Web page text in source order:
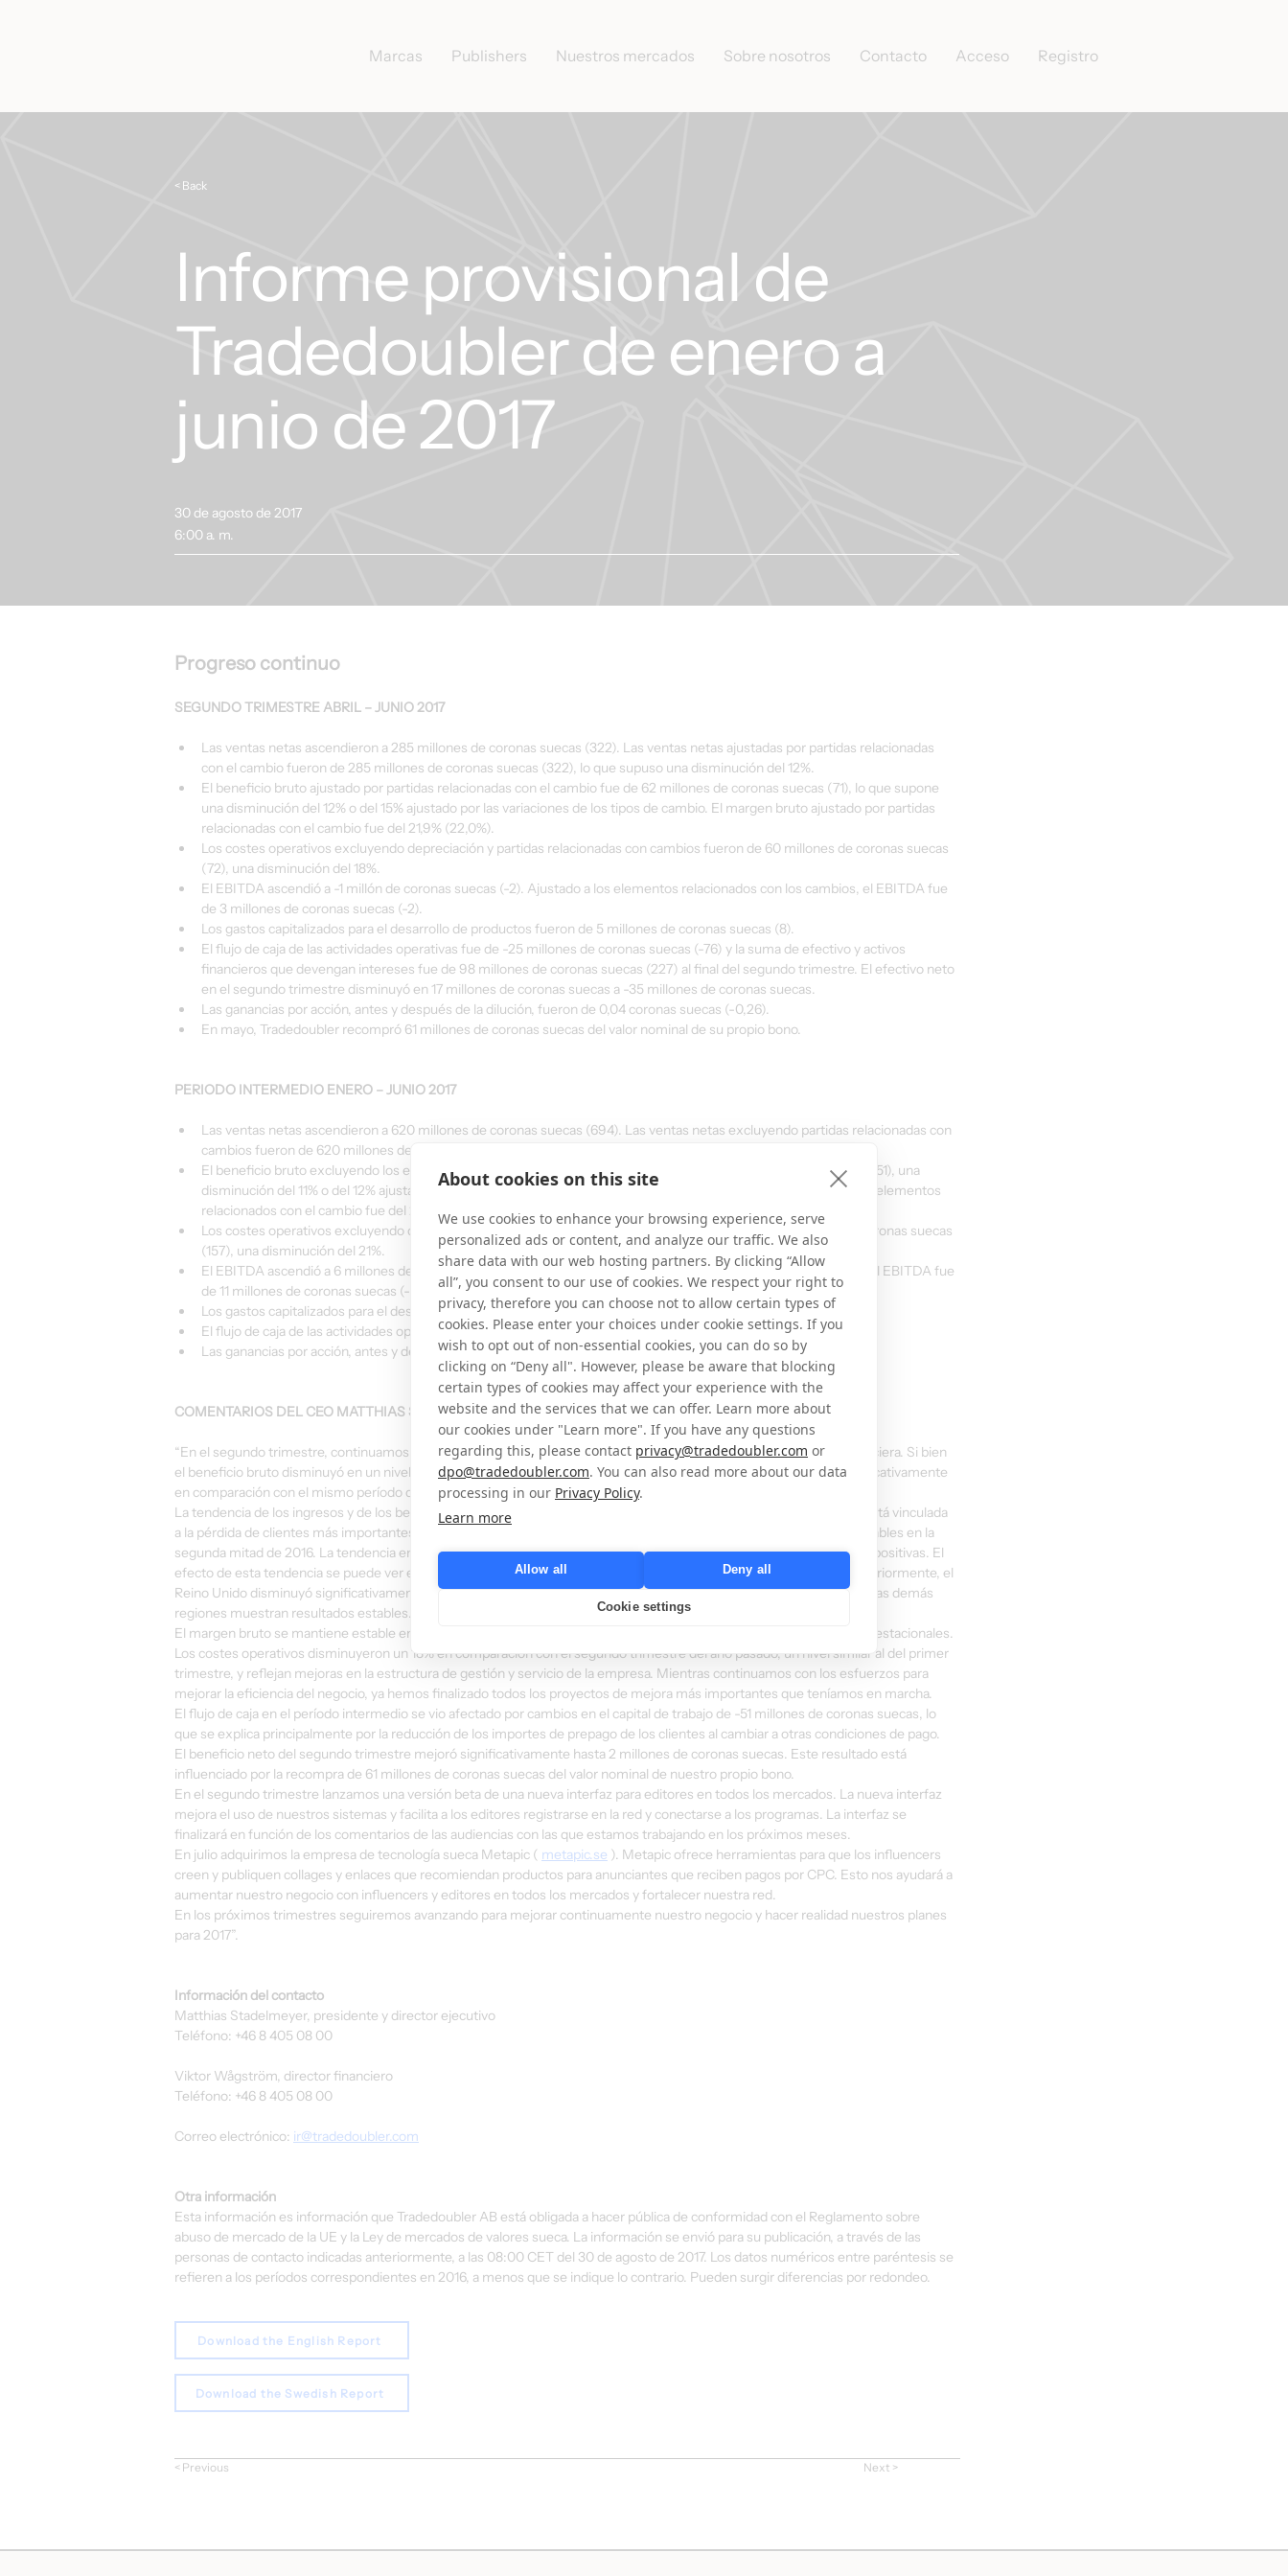
Marcas Publishers Nuestros mercados Sobre nosotros Contacto Acceso Registro
< Back
Informe provisional de
Tradedoubler de enero a
junio de 2017
30 de agosto de 2017
6:00 a. m.
Progreso continuo
SEGUNDO TRIMESTRE ABRIL – JUNIO 2017
Las ventas netas ascendieron a 285 millones de coronas suecas (322). Las ventas netas ajustadas por partidas relacionadas
con el cambio fueron de 285 millones de coronas suecas (322), lo que supuso una disminución del 12%.
El beneficio bruto ajustado por partidas relacionadas con el cambio fue de 62 millones de coronas suecas (71), lo que supone
una disminución del 12% o del 15% ajustado por las variaciones de los tipos de cambio. El margen bruto ajustado por partidas
relacionadas con el cambio fue del 21,9% (22,0%).
Los costes operativos excluyendo depreciación y partidas relacionadas con cambios fueron de 60 millones de coronas suecas
(72), una disminución del 18%.
El EBITDA ascendió a -1 millón de coronas suecas (-2). Ajustado a los elementos relacionados con los cambios, el EBITDA fue
de 3 millones de coronas suecas (-2).
Los gastos capitalizados para el desarrollo de productos fueron de 5 millones de coronas suecas (8).
El flujo de caja de las actividades operativas fue de -25 millones de coronas suecas (-76) y la suma de efectivo y activos
financieros que devengan intereses fue de 98 millones de coronas suecas (227) al final del segundo trimestre. El efectivo neto
en el segundo trimestre disminuyó en 17 millones de coronas suecas a -35 millones de coronas suecas.
Las ganancias por acción, antes y después de la dilución, fueron de 0,04 coronas suecas (-0,26).
En mayo, Tradedoubler recompró 61 millones de coronas suecas del valor nominal de su propio bono.
PERIODO INTERMEDIO ENERO – JUNIO 2017
Las ventas netas ascendieron a 620 millones de coronas suecas (694). Las ventas netas excluyendo partidas relacionadas con
cambios fueron de 620 millones de coronas suecas (694), lo que representó una disminución del 11%.
El beneficio bruto excluyendo los elementos relacionados con el cambio fue de 134 millones de coronas suecas (151), una
disminución del 11% o del 12% ajustado por las variaciones en los tipos de cambio. El margen bruto excluyendo los elementos
relacionados con el cambio fue del 21,7% (21,8).
Los costes operativos excluyendo depreciación y partidas relacionadas con cambios fueron de 124 millones de coronas suecas
(157), una disminución del 21%.
El EBITDA ascendió a 6 millones de coronas suecas (-8). Excluyendo los elementos relacionados con el cambio, el EBITDA fue
de 11 millones de coronas suecas (-6).
Los gastos capitalizados para el desarrollo de productos fueron de 10 millones de coronas suecas (18).
El flujo de caja de las actividades operativas fue de -55 millones de coronas suecas (-89).
Las ganancias por acción, antes y después de la dilución, fueron de 0 coronas suecas (-0,66).
COMENTARIOS DEL CEO MATTHIAS STADELMEYER
“En el segundo trimestre, continuamos avanzando para llevar a Tradedoubler a la rentabilidad y la independencia financiera. Si bien
el beneficio bruto disminuyó en un nivel similar al del primer trimestre, el EBITDA y el beneficio neto mejoraron significativamente
en comparación con el mismo período del año anterior.
La tendencia de los ingresos y de los beneficios brutos en el segundo trimestre es similar a la del primer trimestre y está vinculada
a la pérdida de clientes más importantes en el Reino Unido a principios de 2016 y al cierre activo de programas no rentables en la
segunda mitad de 2016. La tendencia en el negocio subyacente continúa mejorando con comparaciones interanuales positivas. El
efecto de esta tendencia se puede ver en los resultados de las diferentes regiones. Por las razones mencionadas anteriormente, el
Reino Unido disminuyó significativamente en comparación con el mismo período del año pasado, mientras que todas las demás
regiones muestran resultados estables.
El margen bruto se mantiene estable en el 21,9%, el ligero aumento respecto al primer trimestre está ligado a efectos estacionales.
Los costes operativos disminuyeron un 18% en comparación con el segundo trimestre del año pasado, un nivel similar al del primer
trimestre, y reflejan mejoras en la estructura de gestión y servicio de la empresa. Mientras continuamos con los esfuerzos para
mejorar la eficiencia del negocio, ya hemos finalizado todos los proyectos de mejora más importantes que teníamos en marcha.
El flujo de caja en el período intermedio se vio afectado por cambios en el capital de trabajo de -51 millones de coronas suecas, lo
que se explica principalmente por la reducción de los importes de prepago de los clientes al cambiar a otras condiciones de pago.
El beneficio neto del segundo trimestre mejoró significativamente hasta 2 millones de coronas suecas. Este resultado está
influenciado por la recompra de 61 millones de coronas suecas del valor nominal de nuestro propio bono.
En el segundo trimestre lanzamos una versión beta de una nueva interfaz para editores en todos los mercados. La nueva interfaz
mejora el uso de nuestros sistemas y facilita a los editores registrarse en la red y conectarse a los programas. La interfaz se
finalizará en función de los comentarios de las audiencias con las que estamos trabajando en los próximos meses.
En julio adquirimos la empresa de tecnología sueca Metapic ( metapic.se ). Metapic ofrece herramientas para que los influencers
creen y publiquen collages y enlaces que recomiendan productos para anunciantes que reciben pagos por CPC. Esto nos ayudará a
aumentar nuestro negocio con influencers y editores en todos los mercados y fortalecer nuestra red.
En los próximos trimestres seguiremos avanzando para mejorar continuamente nuestro negocio y hacer realidad nuestros planes
para 2017”.
Información del contacto
Matthias Stadelmeyer, presidente y director ejecutivo
Teléfono: +46 8 405 08 00
Viktor Wågström, director financiero
Teléfono: +46 8 405 08 00
Correo electrónico: ir@tradedoubler.com
Otra información
Esta información es información que Tradedoubler AB está obligada a hacer pública de conformidad con el Reglamento sobre
abuso de mercado de la UE y la Ley de mercados de valores sueca. La información se envió para su publicación, a través de las
personas de contacto indicadas anteriormente, a las 08:00 CET del 30 de agosto de 2017. Los datos numéricos entre paréntesis se
refieren a los períodos correspondientes en 2016, a menos que se indique lo contrario. Pueden surgir diferencias por redondeo.
Download the English Report
Download the Swedish Report
< Previous Next >
About cookies on this site
We use cookies to enhance your browsing experience, serve
personalized ads or content, and analyze our traffic. We also
share data with our web hosting partners. By clicking “Allow
all”, you consent to our use of cookies. We respect your right to
privacy, therefore you can choose not to allow certain types of
cookies. Please enter your choices under cookie settings. If you
wish to opt out of non-essential cookies, you can do so by
clicking on “Deny all". However, please be aware that blocking
certain types of cookies may affect your experience with the
website and the services that we can offer. Learn more about
our cookies under "Learn more". If you have any questions
regarding this, please contact privacy@tradedoubler.com or
dpo@tradedoubler.com. You can also read more about our data
processing in our Privacy Policy.
Learn more
Allow all Deny all
Cookie settings